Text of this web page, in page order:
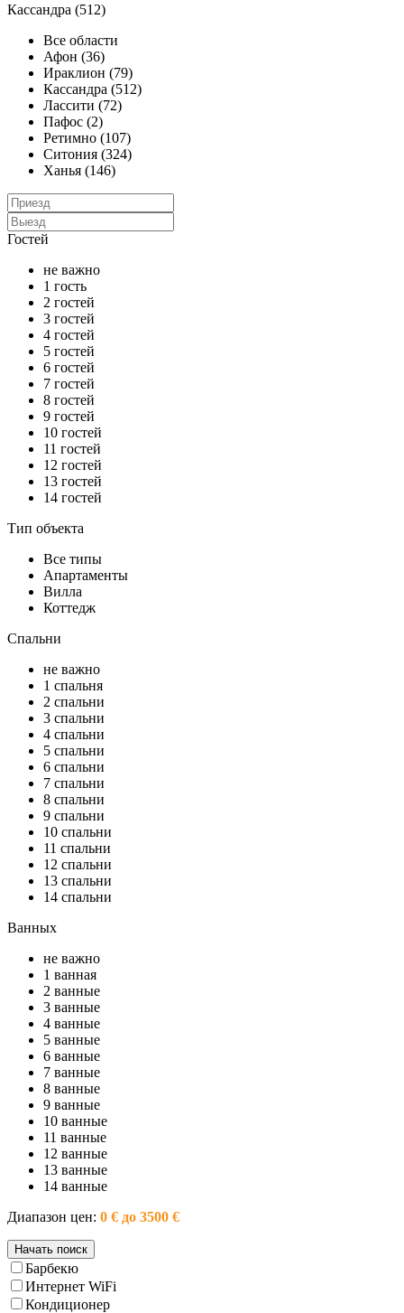
Кассандра (512)
Все области
Афон (36)
Ираклион (79)
Кассандра (512)
Лассити (72)
Пафос (2)
Ретимно (107)
Ситония (324)
Ханья (146)
Гостей
не важно
1 гость
2 гостей
3 гостей
4 гостей
5 гостей
6 гостей
7 гостей
8 гостей
9 гостей
10 гостей
11 гостей
12 гостей
13 гостей
14 гостей
Тип объекта
Все типы
Апартаменты
Вилла
Коттедж
Спальни
не важно
1 спальня
2 спальни
3 спальни
4 спальни
5 спальни
6 спальни
7 спальни
8 спальни
9 спальни
10 спальни
11 спальни
12 спальни
13 спальни
14 спальни
Ванных
не важно
1 ванная
2 ванные
3 ванные
4 ванные
5 ванные
6 ванные
7 ванные
8 ванные
9 ванные
10 ванные
11 ванные
12 ванные
13 ванные
14 ванные
Диапазон цен: 0 € до 3500 €
Барбекю
Интернет WiFi
Кондиционер